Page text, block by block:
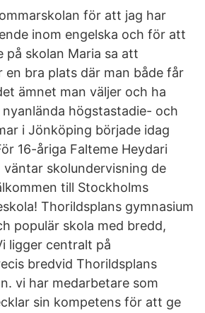
för att jag har
inom engelska och för att
på skolan Maria sa att
en bra plats där man både får
ämnet man väljer och ha
högstastadie- och
i Jönköping började idag
16-åriga Falteme Heydari
skolundervisning de
till Stockholms
Thorildsplans gymnasium
populär skola med bredd,
ligger centralt på
bredvid Thorildsplans
vi har medarbetare som
sin kompetens för att ge